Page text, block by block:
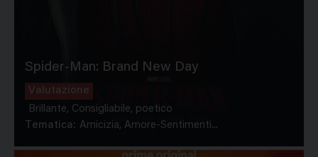
Spider-Man: Brand New Day
Valutazione
Brillante, Consigliabile, poetico
Tematica: Amicizia, Amore-Sentimenti...